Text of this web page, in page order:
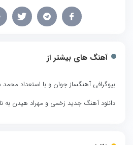
آهنگ های بیشتر از
بیوگرافی آهنگساز جوان و با استعداد
دانلود آهنگ جدید زخمی و مهراد هیدن به